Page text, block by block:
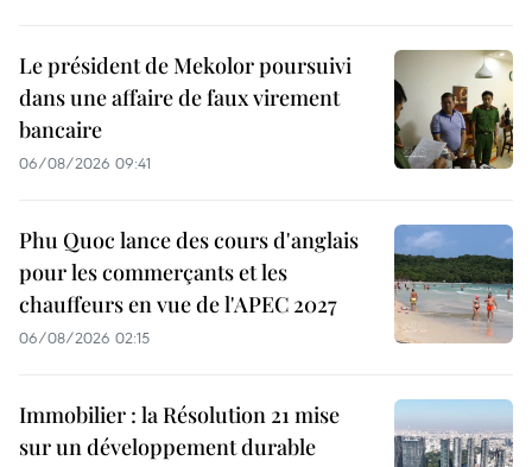
Le président de Mekolor poursuivi
dans une affaire de faux virement
bancaire
06/08/2026 09:41
Phu Quoc lance des cours d'anglais
pour les commerçants et les
chauffeurs en vue de l'APEC 2027
06/08/2026 02:15
Immobilier : la Résolution 21 mise
sur un développement durable